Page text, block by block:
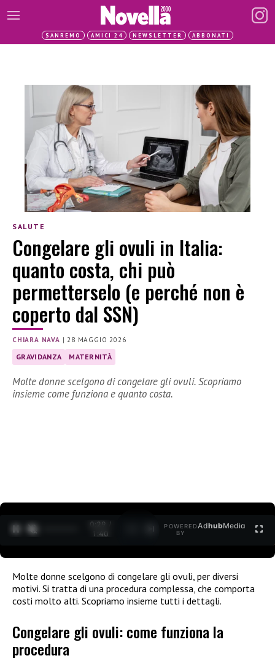
SANREMO AMICI 24 NEWSLETTER ABBONATI
SALUTE
Congelare gli ovuli in Italia:
quanto costa, chi può
permetterselo (e perché non è
coperto dal SSN)
CHIARA NAVA |28 MAGGIO 2026
GRAVIDANZA MATERNITÀ
Molte donne scelgono di congelare gli ovuli. Scopriamo
insieme come funziona e quanto costa.
0:30 /
1:40
POWERED
BY
AdhubMedia
Molte donne scelgono di congelare gli ovuli, per diversi
motivi. Si tratta di una procedura complessa, che comporta
costi molto alti. Scopriamo insieme tutti i dettagli.
Congelare gli ovuli: come funziona la
procedura